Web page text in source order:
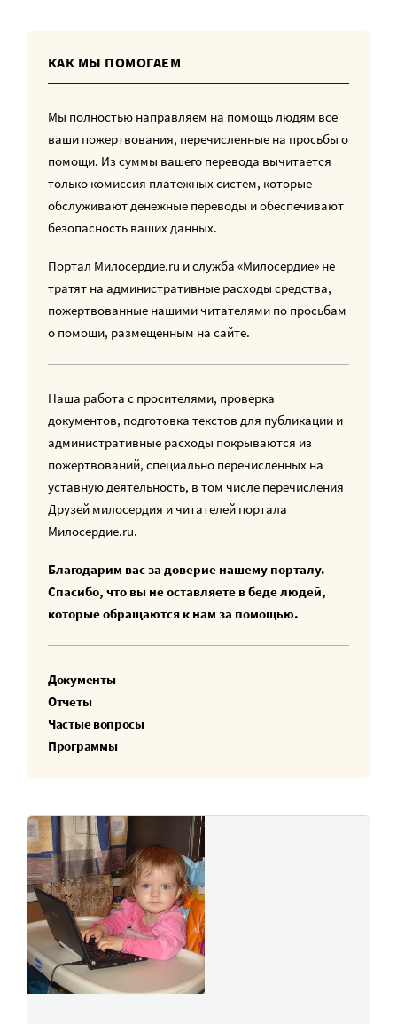
КАК МЫ ПОМОГАЕМ
Мы полностью направляем на помощь людям все
ваши пожертвования, перечисленные на просьбы о
помощи. Из суммы вашего перевода вычитается
только комиссия платежных систем, которые
обслуживают денежные переводы и обеспечивают
безопасность ваших данных.
Портал Милосердие.ru и служба «Милосердие» не
тратят на административные расходы средства,
пожертвованные нашими читателями по просьбам
о помощи, размещенным на сайте.
Наша работа с просителями, проверка
документов, подготовка текстов для публикации и
административные расходы покрываются из
пожертвований, специально перечисленных на
уставную деятельность, в том числе перечисления
Друзей милосердия и читателей портала
Милосердие.ru.
Благодарим вас за доверие нашему порталу.
Спасибо, что вы не оставляете в беде людей,
которые обращаются к нам за помощью.
Документы
Отчеты
Частые вопросы
Программы